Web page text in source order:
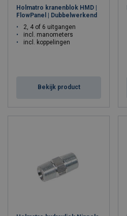
Holmatro kranenblok HMD |
FlowPanel | Dubbelwerkend
2, 4 of 6 uitgangen
incl. manometers
incl. koppelingen
Bekijk product